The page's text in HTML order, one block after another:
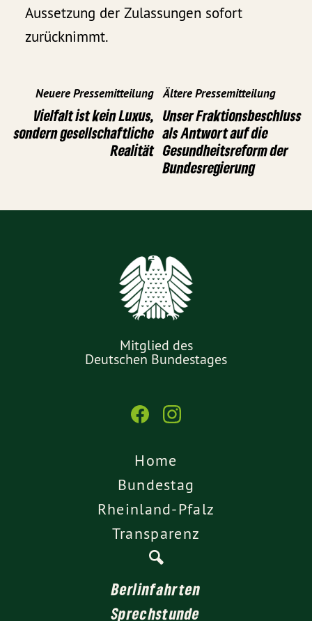
Aussetzung der Zulassungen sofort
zurücknimmt.
Neuere Pressemitteilung
Vielfalt ist kein Luxus,
sondern gesellschaftliche
Realität
Ältere Pressemitteilung
Unser Fraktionsbeschluss
als Antwort auf die
Gesundheitsreform der
Bundesregierung
Mitglied des
Deutschen Bundestages
Home
Bundestag
Rheinland-Pfalz
Transparenz
Berlinfahrten
Sprechstunde